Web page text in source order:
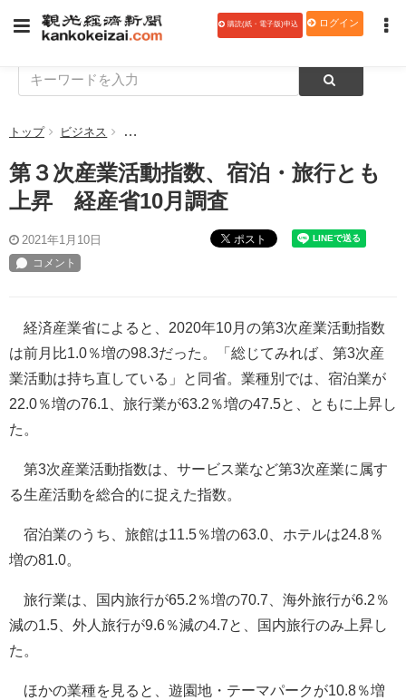
購読(紙・電子版)申込 ログイン
トップ ビジネス 第３次産業活動指数、宿泊・旅行とも上昇 経産省
第３次産業活動指数、宿泊・旅行とも
上昇 経産省10月調査
2021年1月10日 ポスト
経済産業省によると、2020年10月の第3次産業活動指数
は前月比1.0％増の98.3だった。「総じてみれば、第3次産
業活動は持ち直している」と同省。業種別では、宿泊業が
22.0％増の76.1、旅行業が63.2％増の47.5と、ともに上昇し
た。
第3次産業活動指数は、サービス業など第3次産業に属す
る生産活動を総合的に捉えた指数。
宿泊業のうち、旅館は11.5％増の63.0、ホテルは24.8％
増の81.0。
旅行業は、国内旅行が65.2％増の70.7、海外旅行が6.2％
減の1.5、外人旅行が9.6％減の4.7と、国内旅行のみ上昇し
た。
ほかの業種を見ると、遊園地・テーマパークが10.8％増